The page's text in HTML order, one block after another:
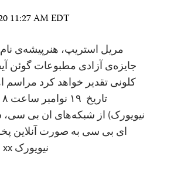
11:27 AM EDT
مریل استریپ، هنرپیشه‌ی نام
کلونی تقدیر خواهد کرد مراسم
نیویورک) از شبکه‌های ان بی
ای بی سی به صورت آنلاین
نیویورک xx اکتبر ۲۰۲۰-…